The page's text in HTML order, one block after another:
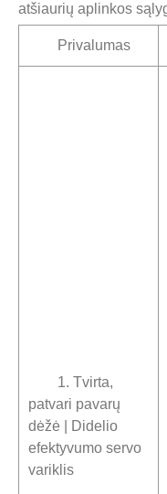
atšiaurių aplinkos
Privalumas
1. Tvirta,
patvari pavarų
dėžė | Didelio
efektyvumo servo
variklis